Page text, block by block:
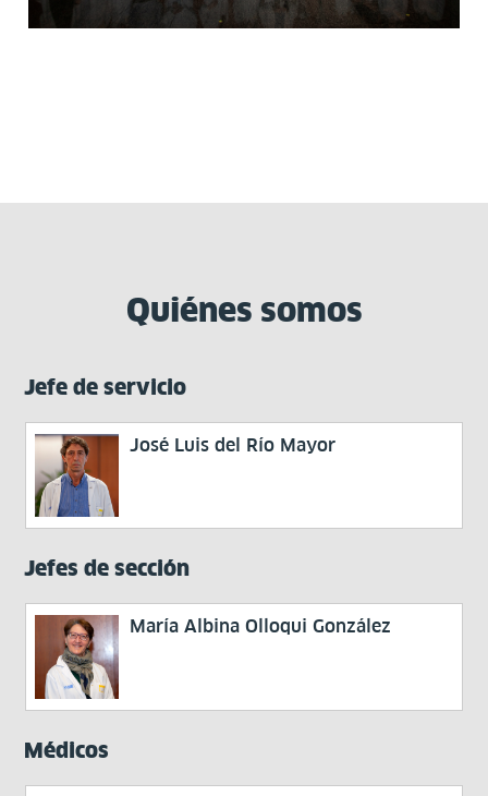
Quiénes somos
Jefe de servicio
José Luis del Río Mayor
Jefes de sección
María Albina Olloqui González
Médicos